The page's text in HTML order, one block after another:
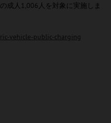
成人1,006人を対象に実施しま
vehicle-public-charging